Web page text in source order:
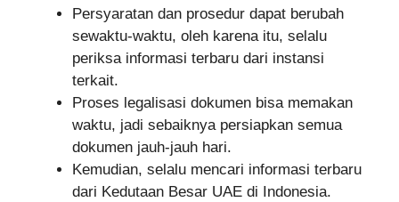
Persyaratan dan prosedur dapat berubah
sewaktu-waktu, oleh karena itu, selalu
periksa informasi terbaru dari instansi
terkait.
Proses legalisasi dokumen bisa memakan
waktu, jadi sebaiknya persiapkan semua
dokumen jauh-jauh hari.
Kemudian, selalu mencari informasi terbaru
dari Kedutaan Besar UAE di Indonesia.